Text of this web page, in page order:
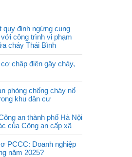
quy định ngừng cung
công trình vi phạm
cháy Thái Bình
chập điện gây cháy,
phòng chống cháy nổ
khu dân cư
an thành phố Hà Nội
của Công an cấp xã
PCCC: Doanh nghiệp
năm 2025?